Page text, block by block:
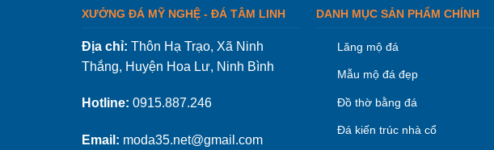
XƯỞNG ĐÁ MỸ NGHỆ - ĐÁ TÂM LINH
Địa chỉ: Thôn Hạ Trạo, Xã Ninh
Thắng, Huyện Hoa Lư, Ninh Bình
Hotline: 0915.887.246
Email: moda35.net@gmail.com
DANH MỤC SẢN PHẨM CHÍNH
Lăng mộ đá
Mẫu mộ đá đẹp
Đồ thờ bằng đá
Đá kiến trúc nhà cổ